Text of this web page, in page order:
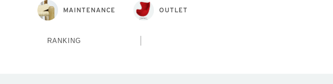
MAINTENANCE OUTLET
RANKING